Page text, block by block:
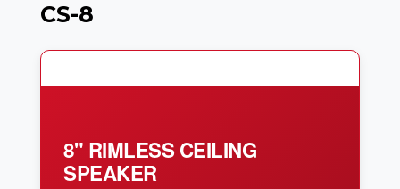
CS-8
8" RIMLESS CEILING
SPEAKER